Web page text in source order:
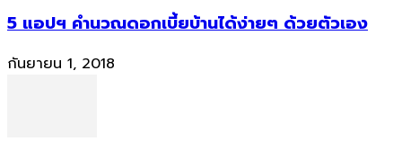
5 แอปฯ คำนวณดอกเบี้ยบ้านได้ง่ายๆ ด้วยตัวเอง
กันยายน 1, 2018